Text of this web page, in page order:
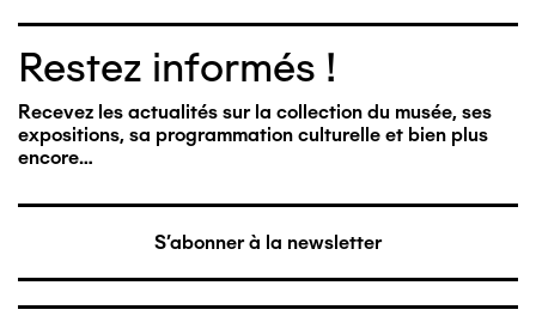
Restez informés !
Recevez les actualités sur la collection du musée, ses
expositions, sa programmation culturelle et bien plus
encore…
S'abonner à la newsletter